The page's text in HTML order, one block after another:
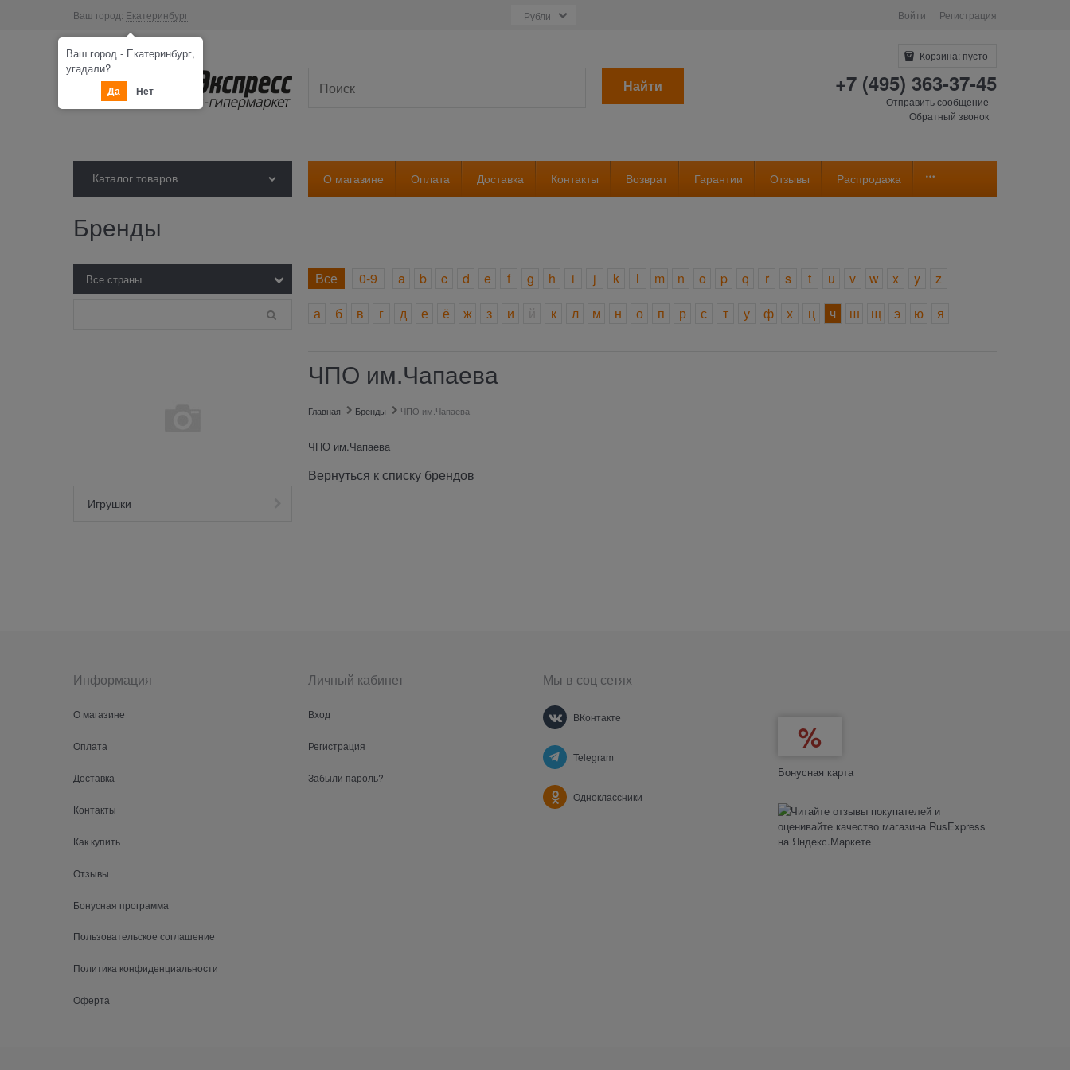
Ваш город: Екатеринбург Войти Регистрация
Найти
Корзина: пусто
+7 (495) 363-37-45
Отправить сообщение
Обратный звонок
Каталог товаров О магазине Оплата Доставка Контакты Возврат Гарантии Отзывы Распродажа
Бренды
Все 0-9 a b c d e f g h i j k l m n o p q r s t u v w x y
z
а
б в г д е ё ж з и к л м н о п р с т у ф х ц ч ш щ э ю я
Игрушки
ЧПО им.Чапаева
Главная Бренды ЧПО им.Чапаева
ЧПО им.Чапаева
Вернуться к списку брендов
Информация
О магазине
Оплата
Доставка
Контакты
Как купить
Отзывы
Бонусная программа
Пользовательское соглашение
Политика конфиденциальности
Оферта
Личный кабинет
Вход
Регистрация
Забыли пароль?
Мы в соц сетях
ВКонтакте
Telegram
Одноклассники
Бонусная карта
Ваш город - Екатеринбург,
угадали?
Да Нет